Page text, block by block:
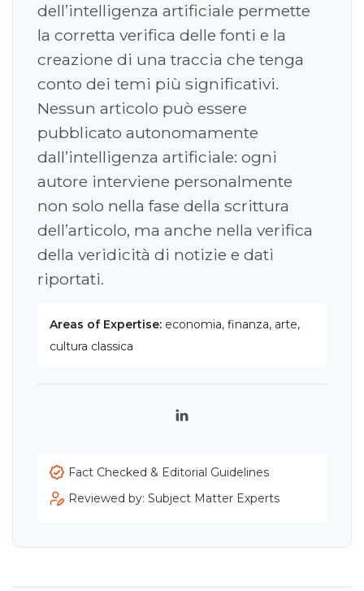
dell’intelligenza artificiale permette
la corretta verifica delle fonti e la
creazione di una traccia che tenga
conto dei temi più significativi.
Nessun articolo può essere
pubblicato autonomamente
dall’intelligenza artificiale: ogni
autore interviene personalmente
non solo nella fase della scrittura
dell’articolo, ma anche nella verifica
della veridicità di notizie e dati
riportati.
Areas of Expertise: economia, finanza, arte,
cultura classica
LinkedIn
Fact Checked & Editorial Guidelines
Reviewed by: Subject Matter Experts